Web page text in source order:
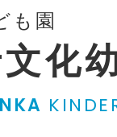
も園
化